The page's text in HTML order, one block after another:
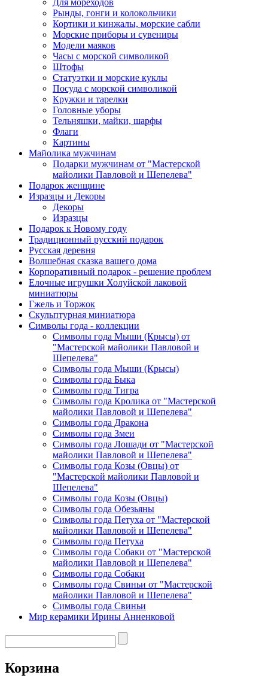
Рынды, гонги и колокольчики
Кортики и кинжалы, морские сабли
Морские приборы и сувениры
Модели маяков
Часы с морской символикой
Штофы
Статуэтки и морские куклы
Посуда с морской символикой
Кружки и тарелки
Головные уборы
Тельняшки, майки, шарфы
Флаги
Картины
Майолика мужчинам
Подарки мужчинам от "Мастерской
майолики Павловой и Шепелева"
Подарок женщине
Изразцы и Декоры
Декоры
Изразцы
Подарок к Новому году
Традиционный русский подарок
Русская деревня
Волшебная сказка вашего дома
Корпоративный подарок - решение проблем
Елочные игрушки Холуйской лаковой
миниатюры
Гжель и Торжок
Скульптурная миниатюра
Символы года - коллекции
Символы года Мыши (Крысы) от
"Мастерской майолики Павловой и
Шепелева"
Символы года Мыши (Крысы)
Символы года Быка
Символы года Тигра
Символы года Кролика от "Мастерской
майолики Павловой и Шепелева"
Символы года Дракона
Символы года Змеи
Символы года Лошади от "Мастерской
майолики Павловой и Шепелева"
Символы года Козы (Овцы) от
"Мастерской майолики Павловой и
Шепелева"
Символы года Козы (Овцы)
Символы года Обезьяны
Символы года Петуха от "Мастерской
майолики Павловой и Шепелева"
Символы года Петуха
Символы года Собаки от "Мастерской
майолики Павловой и Шепелева"
Символы года Собаки
Символы года Свиньи от "Мастерской
майолики Павловой и Шепелева"
Символы года Свиньи
Мир керамики Ирины Анненковой
Корзина